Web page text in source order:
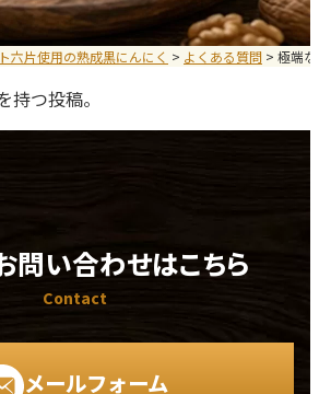
六片使用の熟成黒にんにく > よくある質問 > 極端
つ投稿。
問い合わせはこちら
Contact
メールフォーム